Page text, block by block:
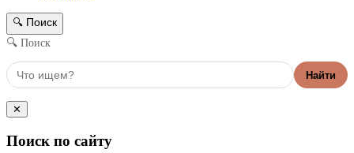
🔍 Поиск
🔍 Поиск
Найти
✕
Поиск по сайту